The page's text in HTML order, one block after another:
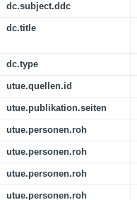
dc.subject.ddc
dc.title
dc.type
utue.quellen.id
utue.publikation.seiten
utue.personen.roh
utue.personen.roh
utue.personen.roh
utue.personen.roh